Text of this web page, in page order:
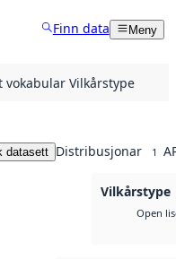
Finn data Meny
vokabular Vilkårstype
datasett Distribusjonar 1
Vilkårstype
Open